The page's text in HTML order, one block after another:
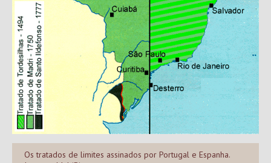
Os tratados de limites assinados por Portugal e Espanha.